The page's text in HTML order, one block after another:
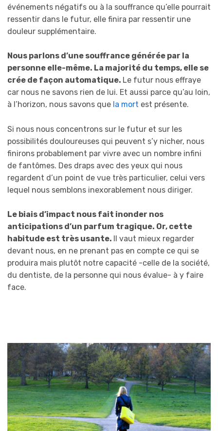
événements négatifs ou à la souffrance qu’elle pourrait
ressentir dans le futur, elle finira par ressentir une
douleur supplémentaire.
Nous parlons d’une souffrance générée par la
personne elle-même. La majorité du temps, elle se
crée de façon automatique. Le futur nous effraye
car nous ne savons rien de lui. Et aussi parce qu’au loin,
à l’horizon, nous savons que la mort est présente.
Si nous nous concentrons sur le futur et sur les
possibilités douloureuses qui peuvent s’y nicher, nous
finirons probablement par vivre avec un nombre infini
de fantômes. Des draps avec des yeux qui nous
regardent d’un point de vue très particulier, celui vers
lequel nous semblons inexorablement nous diriger.
Le biais d’impact nous fait inonder nos
anticipations d’un parfum tragique. Or, cette
habitude est très usante.
Il vaut mieux regarder
devant nous, en ne prenant pas en compte ce qui se
produira mais plutôt notre capacité -celle de la société,
du dentiste, de la personne qui nous évalue- à y faire
face.